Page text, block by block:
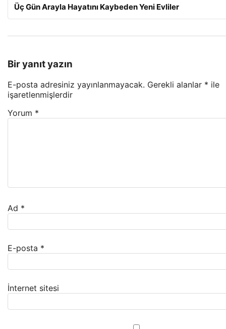
Üç Gün Arayla Hayatını Kaybeden Yeni Evliler
Bir yanıt yazın
E-posta adresiniz yayınlanmayacak. Gerekli alanlar * ile
işaretlenmişlerdir
Yorum *
Ad *
E-posta *
İnternet sitesi